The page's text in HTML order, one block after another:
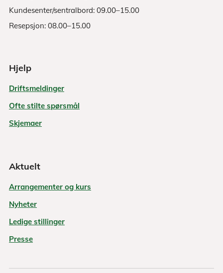
Kundesenter/sentralbord: 09.00–15.00
Resepsjon: 08.00–15.00
Hjelp
Driftsmeldinger
Ofte stilte spørsmål
Skjemaer
Aktuelt
Arrangementer og kurs
Nyheter
Ledige stillinger
Presse